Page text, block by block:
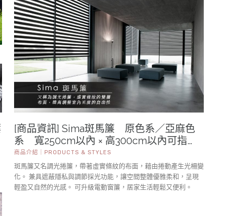
[商品資訊] Sima斑馬簾 原色系／亞麻色
系 寬250cm以內 × 高300cm以內可指
定 珠鍊／手拉電動／遙控電動操作
商品介紹｜PRODUCTS & STYLES
斑馬簾又名調光捲簾，帶著虛實條紋的布面，藉由捲動產生光柵變
化。 兼具遮蔽隱私與調節採光功能，讓空間整體優雅柔和，呈現
輕盈又自然的光感。 可升級電動窗簾，居家生活輕鬆又便利。